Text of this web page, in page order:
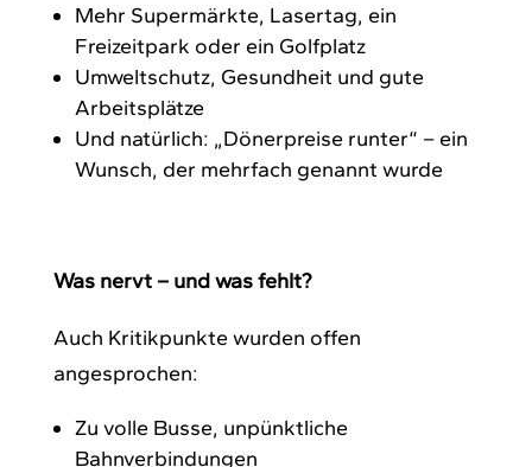
Mehr Supermärkte, Lasertag, ein
Freizeitpark oder ein Golfplatz
Umweltschutz, Gesundheit und gute
Arbeitsplätze
Und natürlich: „Dönerpreise runter“ – ein
Wunsch, der mehrfach genannt wurde
Was nervt – und was fehlt?
Auch Kritikpunkte wurden offen
angesprochen:
Zu volle Busse, unpünktliche
Bahnverbindungen